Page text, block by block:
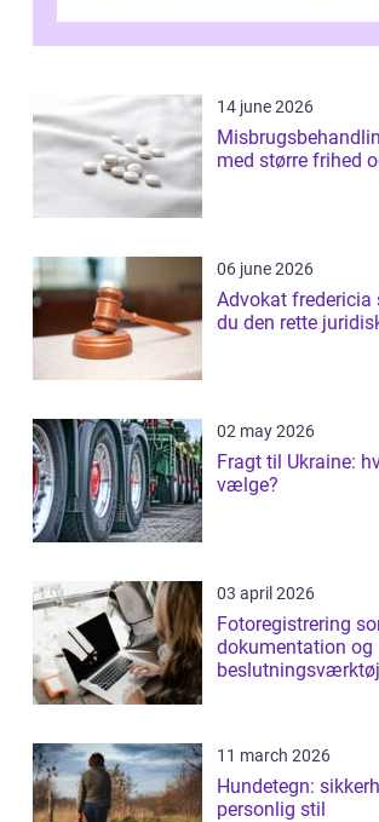
14 june 2026
Misbrugsbehandling vejen til
med større frihed
06 june 2026
Advokat fredericia sådan vælger
du den rette
02 may 2026
Fragt til Ukraine:
vælge?
03 april 2026
Fotoregistrering
dokumentation og
11 march 2026
Hundetegn:
personlig stil